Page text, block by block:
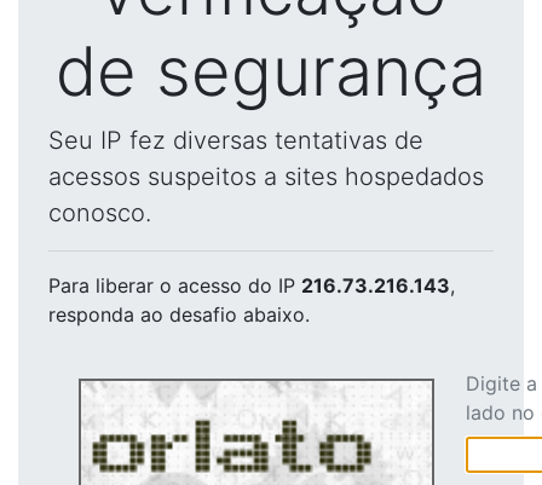
de segurança
Seu IP fez diversas tentativas de
acessos suspeitos a sites hospedados
conosco.
Para liberar o acesso do IP 216.73.216.143,
responda ao desafio abaixo.
Digite
lado no